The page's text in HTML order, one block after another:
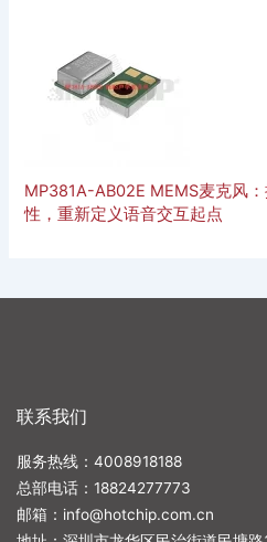
MP381A-AB02E MEMS麦克风
性，重新定义语音交互起点
联系我们
服务热线：4008918188
总部电话： 18824277773
邮箱： info@hotchip.com.cn